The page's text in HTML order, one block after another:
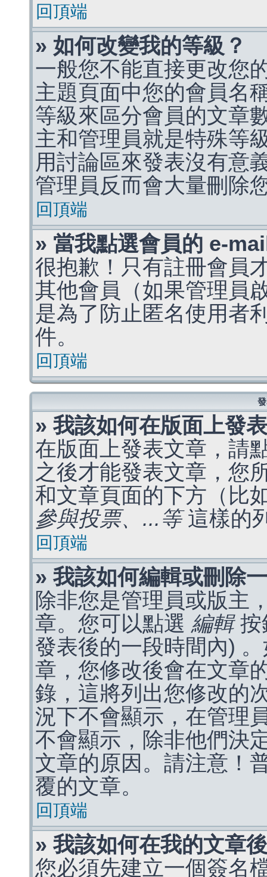
回頂端
» 如何改變我的等級？
一般您不能直接更改您
主題頁面中您的會員名
等級來區分會員的文章
主和管理員就是特殊等
用討論區來發表沒有意
管理員反而會大量刪除
回頂端
» 當我點選會員的 e-
很抱歉！只有註冊會員
其他會員（如果管理員
是為了防止匿名使用者
件。
回頂端
» 我該如何在版面上發
在版面上發表文章，請
之後才能發表文章，您
和文章頁面的下方（比
參與投票、...等這樣的
回頂端
» 我該如何編輯或刪除
除非您是管理員或版主
章。您可以點選 編輯按
發表後的一段時間內)
章，您修改後會在文章
錄，這將列出您修改的
況下不會顯示，在管理
不會顯示，除非他們決
文章的原因。請注意！
覆的文章。
回頂端
» 我該如何在我的文章
您必須先建立一個簽名